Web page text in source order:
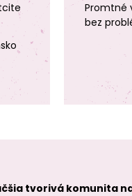
Promtné
bez
tvorivá komunita na